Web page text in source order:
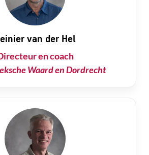
van der Hel
en coach
Waard en Dordrecht